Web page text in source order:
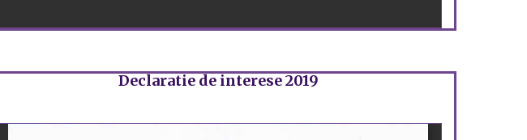
Declaratie de interese 2019